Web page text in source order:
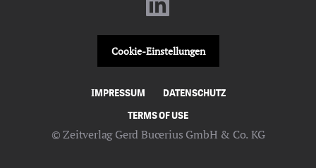
Cookie-Einstellungen
IMPRESSUM
DATENSCHUTZ
TERMS OF USE
© Zeitverlag Gerd Bucerius GmbH & Co. KG